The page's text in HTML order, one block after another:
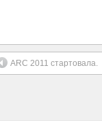
ARC 2011 стартовала.